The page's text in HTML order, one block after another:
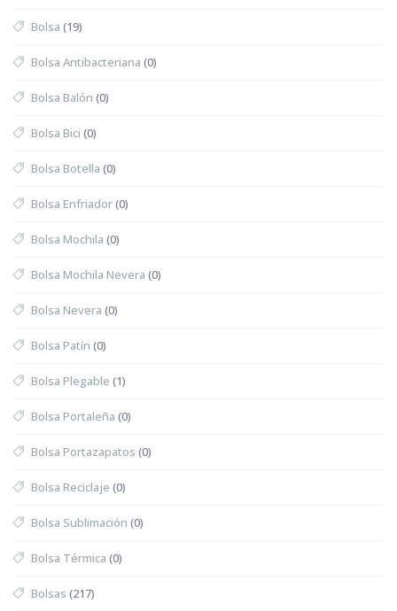
Bolsa (19)
Bolsa Antibacteriana (0)
Bolsa Balón (0)
Bolsa Bici (0)
Bolsa Botella (0)
Bolsa Enfriador(0)
Bolsa Mochila (0)
Bolsa Mochila Nevera (0)
Bolsa Nevera (0)
Bolsa Patín (0)
Bolsa Plegable (1)
Bolsa Portaleña (0)
Bolsa Portazapatos (0)
Bolsa Reciclaje (0)
Bolsa Sublimación (0)
Bolsa Térmica (0)
Bolsas (217)